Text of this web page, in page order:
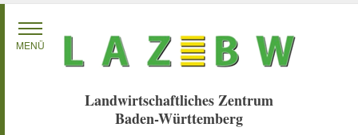
Landwirtschaftliches Zentrum
Baden-Württemberg
MENÜ